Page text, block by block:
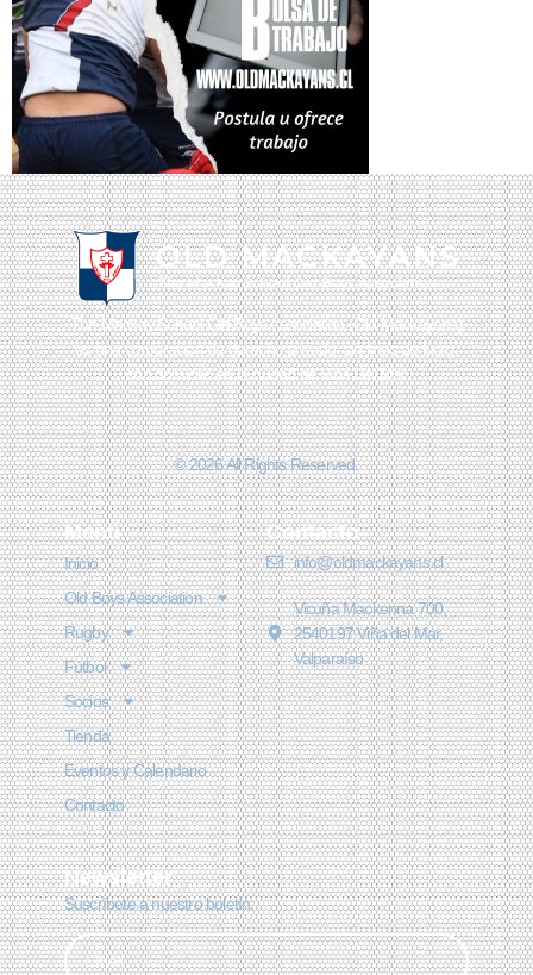
The Mackay School Old Boys Association (Old Mackayans)
es una corporación de derecho privado, sin fines de lucro,
con domicilio en la ciudad de Viña Del Mar
© 2026 All Rights Reserved.
Menú
Inicio
Old Boys Association
Rugby
Fútbol
Socios
Tienda
Eventos y Calendario
Contacto
Contacto
info@oldmackayans.cl
Vicuña Mackenna 700,
2540197 Viña del Mar,
Valparaíso
Newsletter
Suscríbete a nuestro boletín: